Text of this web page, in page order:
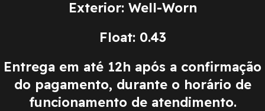
Exterior: Well-Worn
Float: 0.43
Entrega em até 12h após a confirmação
do pagamento, durante o horário de
funcionamento de atendimento.